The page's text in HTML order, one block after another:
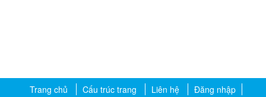
Trang chủ Cấu trúc trang Liên hệ Đăng nhập